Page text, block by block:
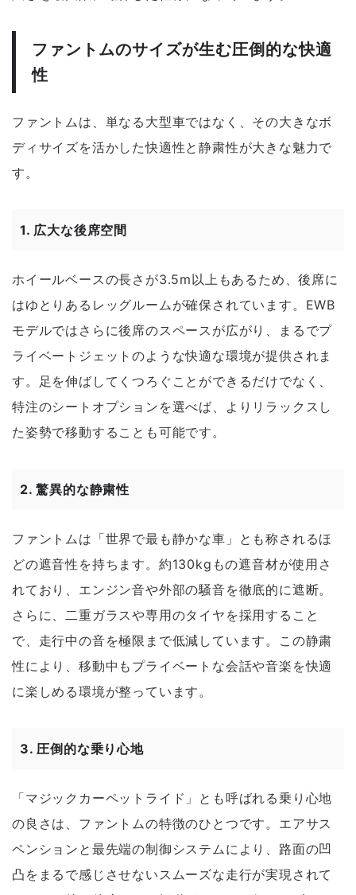
ファントムのサイズが生む圧倒的な快適
性
ファントムは、単なる大型車ではなく、その大きなボ
ディサイズを活かした快適性と静粛性が大きな魅力で
す。
1. 広大な後席空間
ホイールベースの長さが3.5m以上もあるため、後席に
はゆとりあるレッグルームが確保されています。EWB
モデルではさらに後席のスペースが広がり、まるでプ
ライベートジェットのような快適な環境が提供されま
す。足を伸ばしてくつろぐことができるだけでなく、
特注のシートオプションを選べば、よりリラックスし
た姿勢で移動することも可能です。
2.驚異的な静粛性
ファントムは「世界で最も静かな車」とも称されるほ
どの遮音性を持ちます。約130kgもの遮音材が使用さ
れており、エンジン音や外部の騒音を徹底的に遮断。
さらに、二重ガラスや専用のタイヤを採用すること
で、走行中の音を極限まで低減しています。この静粛
性により、移動中もプライベートな会話や音楽を快適
に楽しめる環境が整っています。
3.圧倒的な乗り心地
「マジックカーペットライド」とも呼ばれる乗り心地
の良さは、ファントムの特徴のひとつです。エアサス
ペンションと最先端の制御システムにより、路面の凹
凸をまるで感じさせないスムーズな走行が実現されて